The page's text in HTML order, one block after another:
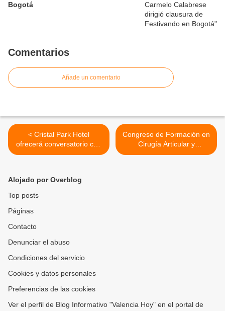
Bogotá
Comentarios
Añade un comentario
< Cristal Park Hotel
ofrecerá conversatorio con
corredor Gabriel León en
Congreso de Formación en
Cirugía Articular y
Artroscópica en Valencia el
Alojado por Overblog
Top posts
Páginas
Contacto
Denunciar el abuso
Condiciones del servicio
Cookies y datos personales
Preferencias de las cookies
Ver el perfil de Blog Informativo "Valencia Hoy" en el portal de